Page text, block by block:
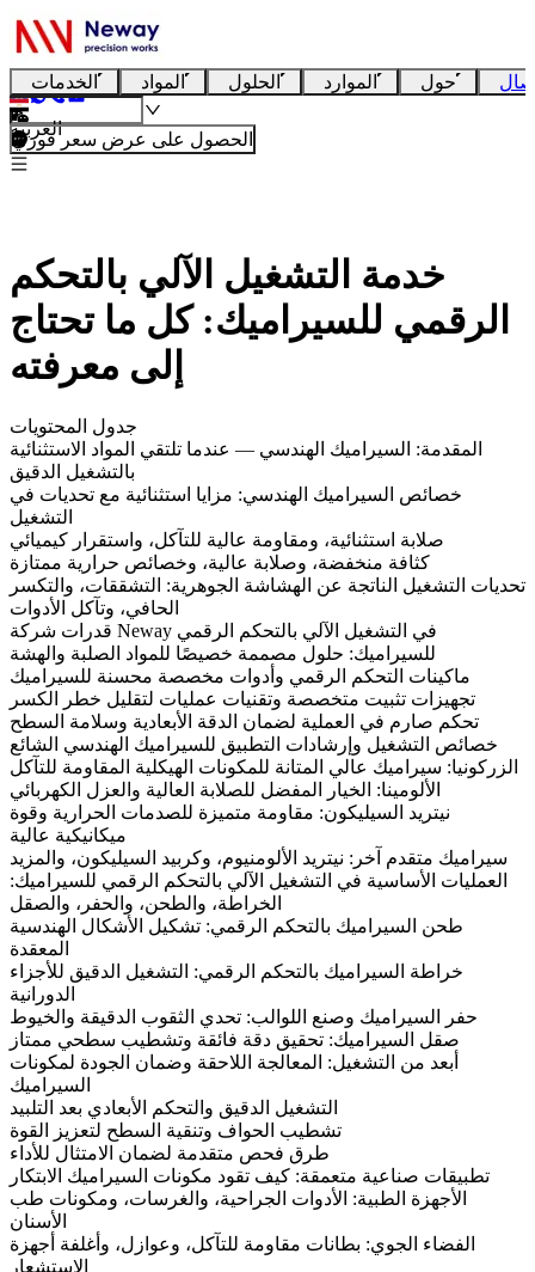
الخدمات المواد الحلول الموارد حول
العربية
الحصول على عرض سعر فوري
خدمة التشغيل الآلي بالتحكم
الرقمي للسيراميك: كل ما تحتاج
إلى معرفته
جدول المحتويات
المقدمة: السيراميك الهندسي — عندما تلتقي المواد الاستثنائية
بالتشغيل الدقيق
خصائص السيراميك الهندسي: مزايا استثنائية مع تحديات في
التشغيل
صلابة استثنائية، ومقاومة عالية للتآكل، واستقرار كيميائي
كثافة منخفضة، وصلابة عالية، وخصائص حرارية ممتازة
تحديات التشغيل الناتجة عن الهشاشة الجوهرية: التشققات، والتكسر
الحافي، وتآكل الأدوات
قدرات شركة Neway في التشغيل الآلي بالتحكم الرقمي
للسيراميك: حلول مصممة خصيصًا للمواد الصلبة والهشة
ماكينات التحكم الرقمي وأدوات مخصصة محسنة للسيراميك
تجهيزات تثبيت متخصصة وتقنيات عمليات لتقليل خطر الكسر
تحكم صارم في العملية لضمان الدقة الأبعادية وسلامة السطح
خصائص التشغيل وإرشادات التطبيق للسيراميك الهندسي الشائع
الزركونيا: سيراميك عالي المتانة للمكونات الهيكلية المقاومة للتآكل
الألومينا: الخيار المفضل للصلابة العالية والعزل الكهربائي
نيتريد السيليكون: مقاومة متميزة للصدمات الحرارية وقوة
ميكانيكية عالية
سيراميك متقدم آخر: نيتريد الألومنيوم، وكربيد السيليكون، والمزيد
العمليات الأساسية في التشغيل الآلي بالتحكم الرقمي للسيراميك:
الخراطة، والطحن، والحفر، والصقل
طحن السيراميك بالتحكم الرقمي: تشكيل الأشكال الهندسية
المعقدة
خراطة السيراميك بالتحكم الرقمي: التشغيل الدقيق للأجزاء
الدورانية
حفر السيراميك وصنع اللوالب: تحدي الثقوب الدقيقة والخيوط
صقل السيراميك: تحقيق دقة فائقة وتشطيب سطحي ممتاز
أبعد من التشغيل: المعالجة اللاحقة وضمان الجودة لمكونات
السيراميك
التشغيل الدقيق والتحكم الأبعادي بعد التلبيد
تشطيب الحواف وتنقية السطح لتعزيز القوة
طرق فحص متقدمة لضمان الامتثال للأداء
تطبيقات صناعية متعمقة: كيف تقود مكونات السيراميك الابتكار
الأجهزة الطبية: الأدوات الجراحية، والغرسات، ومكونات طب
الأسنان
الفضاء الجوي: بطانات مقاومة للتآكل، وعوازل، وأغلفة أجهزة
الاستشعار